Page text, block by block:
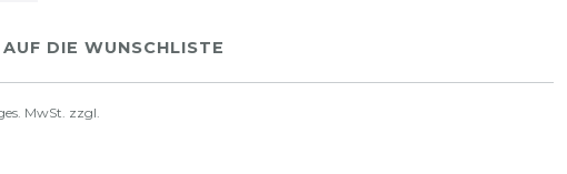
AUF DIE WUNSCHLISTE
MwSt. zzgl.